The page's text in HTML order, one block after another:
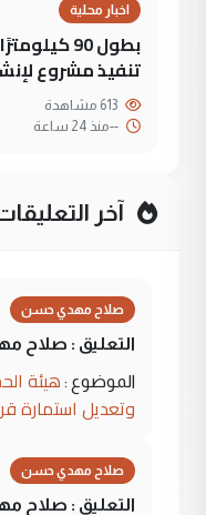
اخبار محلية
بطول 90
تنفيذ مشروع
--منذ 24 ساعة
آخر
صلاح مهدي حسن
التعليق : صلاح
الموضوع : هيئة
وتعديل استمارة
صلاح مهدي حسن
التعليق : صلاح